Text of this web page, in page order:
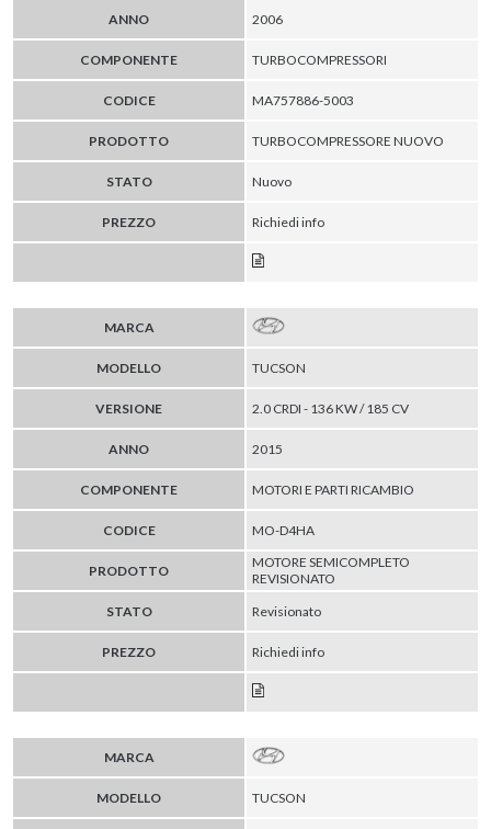
ANNO 2006
COMPONENTE TURBOCOMPRESSORI
CODICE MA757886-5003
PRODOTTO TURBOCOMPRESSORE NUOVO
STATO Nuovo
PREZZO Richiedi info
MARCA
MODELLO TUCSON
VERSIONE 2.0 CRDI - 136 KW / 185 CV
ANNO 2015
COMPONENTE MOTORI E PARTI RICAMBIO
CODICE MO-D4HA
PRODOTTO
MOTORE SEMICOMPLETO
REVISIONATO
STATO
Revisionato
PREZZO Richiedi info
MARCA
MODELLO TUCSON